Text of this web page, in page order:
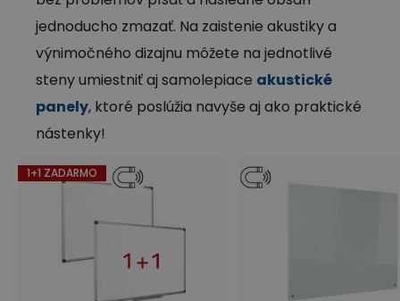
jednoducho zmazať. Na zaistenie akustiky a
výnimočného dizajnu môžete na jednotlivé
steny umiestniť aj samolepiace akustické
panely, ktoré poslúžia navyše aj ako praktické
nástenky!
1+1 ZADARMO